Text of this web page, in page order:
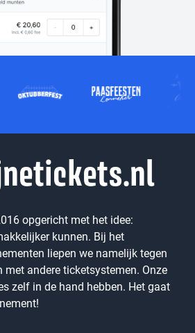
opgericht met het idee:
kunnen. Bij het
liepen we namelijk tegen
met andere ticketsystemen. Onze
zelf in de hand hebben. Het gaat